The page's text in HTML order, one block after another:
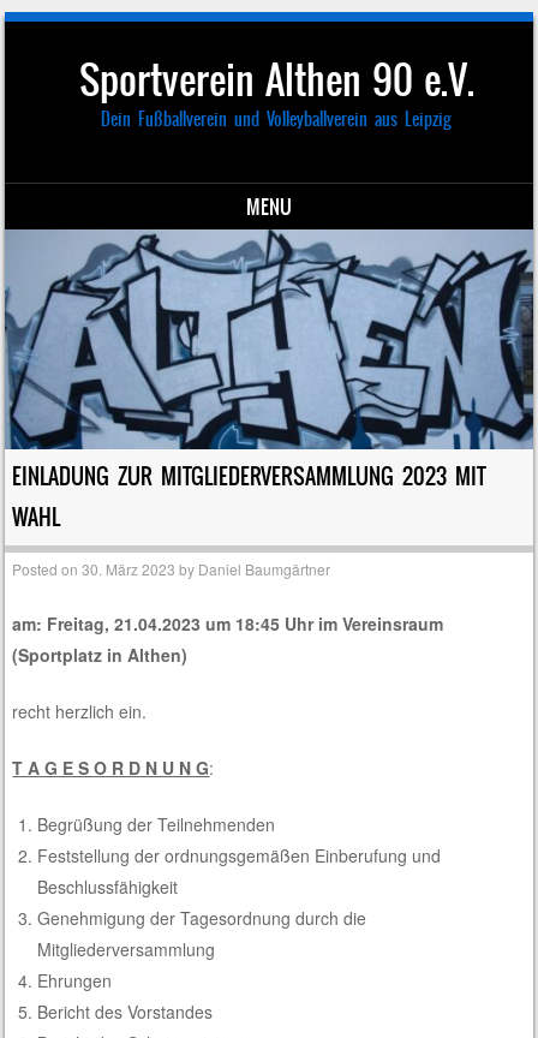
Sportverein Althen 90 e.V.
Dein Fußballverein und Volleyballverein aus Leipzig
MENU
Skip to content
EINLADUNG ZUR MITGLIEDERVERSAMMLUNG 2023 MIT
WAHL
Posted on30. März 2023 by Daniel Baumgärtner
am: Freitag, 21.04.2023 um 18:45 Uhr im Vereinsraum
(Sportplatz in Althen)
recht herzlich ein.
T A G E S O R D N U N G:
Begrüßung der Teilnehmenden
Feststellung der ordnungsgemäßen Einberufung und
Beschlussfähigkeit
Genehmigung der Tagesordnung durch die
Mitgliederversammlung
Ehrungen
Bericht des Vorstandes